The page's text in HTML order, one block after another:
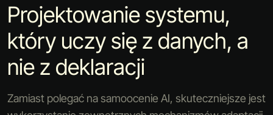
Projektowanie systemu,
który uczy się z danych, a
nie z deklaracji
Zamiast polegać na samoocenie AI, skuteczniejsze jest